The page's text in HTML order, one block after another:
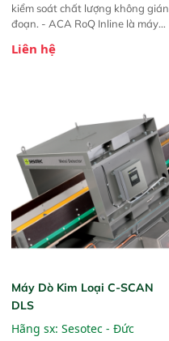
kiểm soát chất lượng không gián
đoạn. - ACA RoQ Inline là máy
toàn tự động được thiết kế để lắp
khi đóng gói mà không cần can
thiệp thủ công.
Liên hệ
Máy Dò Kim Loại C-SCAN
DLS
Hãng sx: Sesotec - Đức